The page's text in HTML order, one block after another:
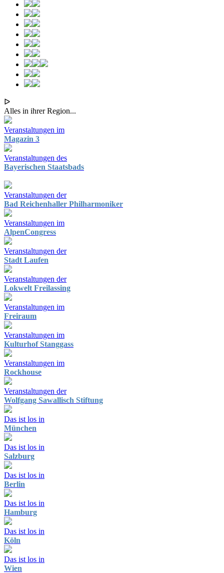
ᐅ
Alles in ihrer Region...
Veranstaltungen im
Magazin 3
Veranstaltungen des
Bayerischen Staatsbads
Veranstaltungen der
Bad Reichenhaller Philharmoniker
Veranstaltungen im
AlpenCongress
Veranstaltungen der
Stadt Laufen
Veranstaltungen der
Lokwelt Freilassing
Veranstaltungen im
Freiraum
Veranstaltungen im
Kulturhof Stanggass
Veranstaltungen im
Rockhouse
Veranstaltungen der
Wolfgang Sawallisch Stiftung
Das ist los in
München
Das ist los in
Salzburg
Das ist los in
Berlin
Das ist los in
Hamburg
Das ist los in
Köln
Das ist los in
Wien